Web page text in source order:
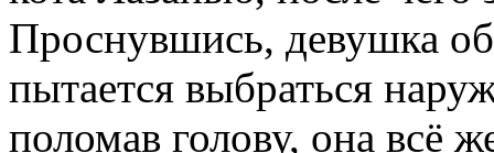
Проснувшись, девушка
пытается выбраться
поломав голову, она всё